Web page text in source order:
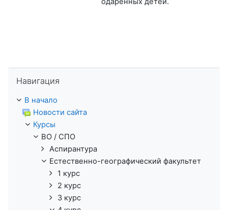
Навигация
В начало
Новости сайта
Курсы
ВО / СПО
Аспирантура
Естественно-географический факультет
1 курс
2 курс
3 курс